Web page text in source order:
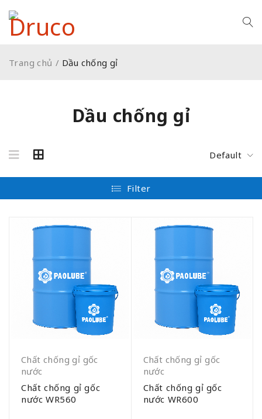
Dầu chống gỉ
Trang chủ / Dầu chống gỉ
Default
Filter
Chất chống gỉ gốc
nước
Chất chống gỉ gốc
nước WR560
Chất chống gỉ gốc
nước
Chất chống gỉ gốc
nước WR600